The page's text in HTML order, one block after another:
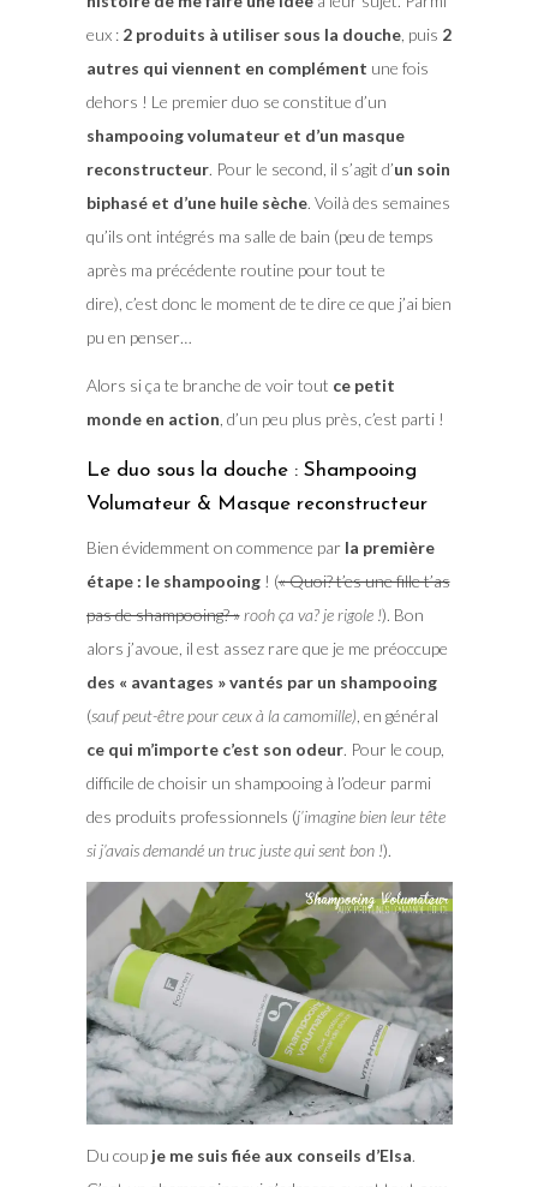
eux : 2 produits à utiliser sous la douche, puis 2
autres qui viennent en complément une fois
dehors ! Le premier duo se constitue d’un
shampooing volumateur et d’un masque
reconstructeur. Pour le second, il s’agit d’un soin
biphasé et d’une huile sèche. Voilà des semaines
qu’ils ont intégrés ma salle de bain (peu de temps
après ma précédente routine pour tout te
dire), c’est donc le moment de te dire ce que j’ai bien
pu en penser…
Alors si ça te branche de voir tout ce petit
monde en action , d’un peu plus près, c’est parti !
Le duo sous la douche : Shampooing
Volumateur & Masque reconstructeur
Bien évidemment on commence par la première
étape : le shampooing! (« Quoi? t’es une fille t’as
pas de shampooing? » rooh ça va? je rigole !). Bon
alors j’avoue, il est assez rare que je me préoccupe
des « avantages » vantés par un shampooing
(sauf peut-être pour ceux à la camomille) , en général
ce qui m’importe c’est son odeur. Pour le coup,
difficile de choisir un shampooing à l’odeur parmi
des produits professionnels (j’imagine bien leur tête
si j’avais demandé un truc juste qui sent bon !).
Du coup je me suis fiée aux conseils d’Elsa.